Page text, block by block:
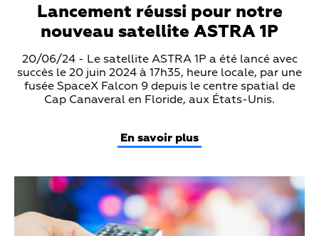
Lancement réussi pour notre
nouveau satellite ASTRA 1P
Teaser
Text
20/06/24 - Le satellite ASTRA 1P a été lancé avec
succès le 20 juin 2024 à 17h35, heure locale, par une
fusée SpaceX Falcon 9 depuis le centre spatial de
Cap Canaveral en Floride, aux États-Unis.
En savoir plus
Teaser
Media